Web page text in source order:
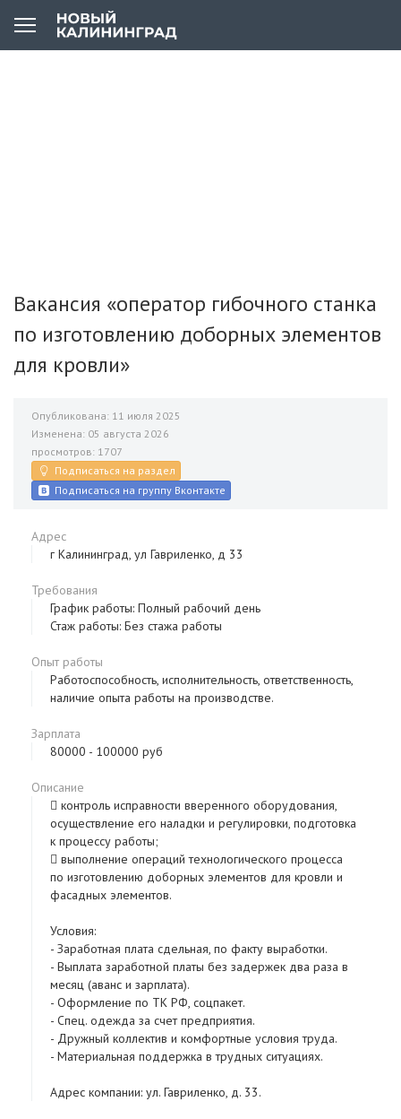
Вакансия «оператор гибочного станка
по изготовлению доборных элементов
для кровли»
Опубликована: 11 июля 2025
Изменена: 05 августа 2026
просмотров: 1707
Подписаться на раздел
Подписаться на группу Вконтакте
Адрес
г Калининград, ул Гавриленко, д 33
Требования
График работы: Полный рабочий день
Стаж работы: Без стажа работы
Опыт работы
Работоспособность, исполнительность, ответственность,
наличие опыта работы на производстве.
Зарплата
80000 - 100000 руб
Описание
 контроль исправности вверенного оборудования,
осуществление его наладки и регулировки, подготовка
к процессу работы;
 выполнение операций технологического процесса
по изготовлению доборных элементов для кровли и
фасадных элементов.
Условия:
- Заработная плата сдельная, по факту выработки.
- Выплата заработной платы без задержек два раза в
месяц (аванс и зарплата).
- Оформление по ТК РФ, соцпакет.
- Спец. одежда за счет предприятия.
- Дружный коллектив и комфортные условия труда.
- Материальная поддержка в трудных ситуациях.
Адрес компании: ул. Гавриленко, д. 33.